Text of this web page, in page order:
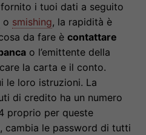
i tuoi dati a seguito
o smishing, la rapidità è
da fare è contattare
o l’emittente della
la carta e il conto.
le loro istruzioni. La
di credito ha un numero
proprio per queste
cambia le password di tutti